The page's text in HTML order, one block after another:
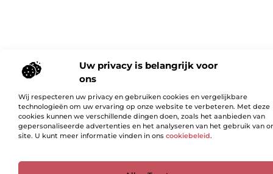
Uw privacy is belangrijk voor
ons
Wij respecteren uw privacy en gebruiken cookies en vergelijkbare
technologieën om uw ervaring op onze website te verbeteren. Met deze
cookies kunnen we verschillende dingen doen, zoals het aanbieden van
gepersonaliseerde advertenties en het analyseren van het gebruik van
site. U kunt meer informatie vinden in ons cookiebeleid.